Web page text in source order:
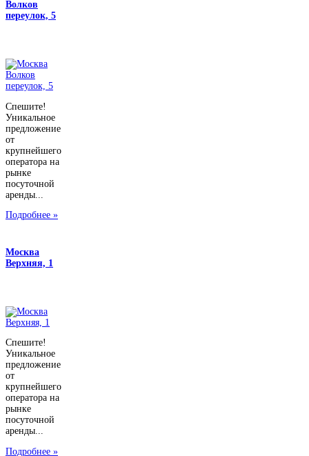
Волков
переулок, 5
Спешите!
Уникальное
предложение
от
крупнейшего
оператора на
рынке
посуточной
аренды...
Подробнее »
Москва
Верхняя, 1
Спешите!
Уникальное
предложение
от
крупнейшего
оператора на
рынке
посуточной
аренды...
Подробнее »